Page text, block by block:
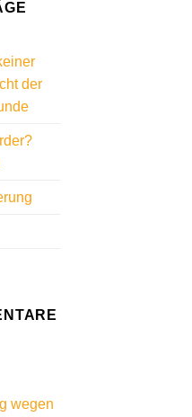
der
wegen